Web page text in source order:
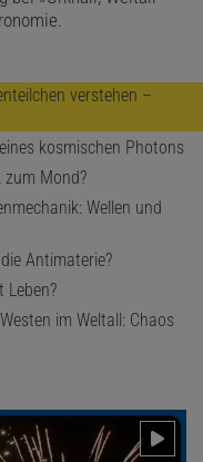
verstehen –
kosmischen Photons
zum Mond?
Wellen und
Antimaterie?
Leben?
im Weltall: Chaos